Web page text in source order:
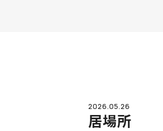
2026.05.26
居場所